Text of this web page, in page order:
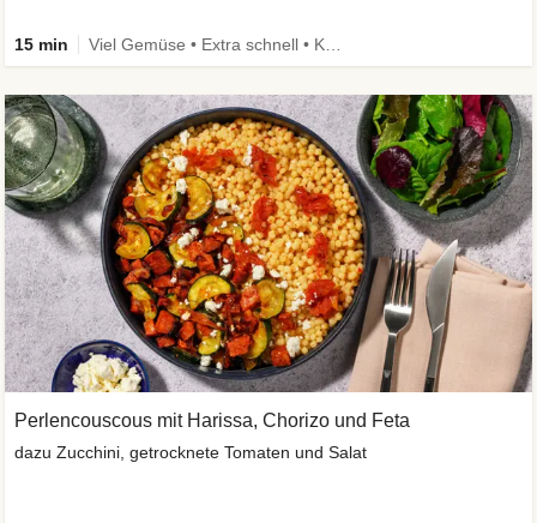
15 min
Perlencouscous mit Harissa, Chorizo und Feta
dazu Zucchini, getrocknete Tomaten und Salat